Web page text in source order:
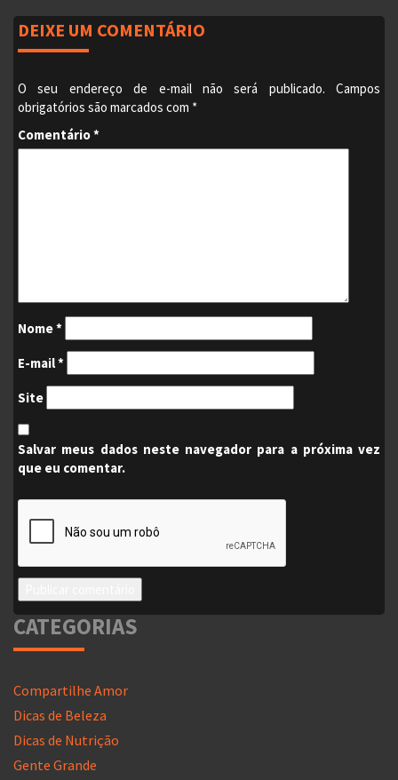
DEIXE UM COMENTÁRIO
O seu endereço de e-mail não será publicado.
Campos
obrigatórios são marcados com *
Comentário*
Nome*
E-mail*
Site
Salvar meus dados neste navegador para a próxima vez
que eu comentar.
CATEGORIAS
Compartilhe Amor
Dicas de Beleza
Dicas de Nutrição
Gente Grande